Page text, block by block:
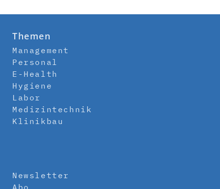
Themen
Management
Personal
E-Health
Hygiene
Labor
Medizintechnik
Klinikbau
Newsletter